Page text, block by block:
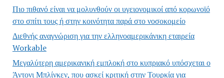
Πιο πιθανό είναι να μολυνθούν οι υγειονομικοί από κορωνοϊό
στο σπίτι τους ή στην κοινότητα παρά στο νοσοκομείο
Διεθνής αναγνώριση για την ελληνοαμερικάνικη εταιρεία
Workable
Μεγαλύτερη αμερικανική εμπλοκή στο κυπριακό υπόσχεται ο
Άντονι Μπλίνκεν, που ασκεί κριτική στην Τουρκία για